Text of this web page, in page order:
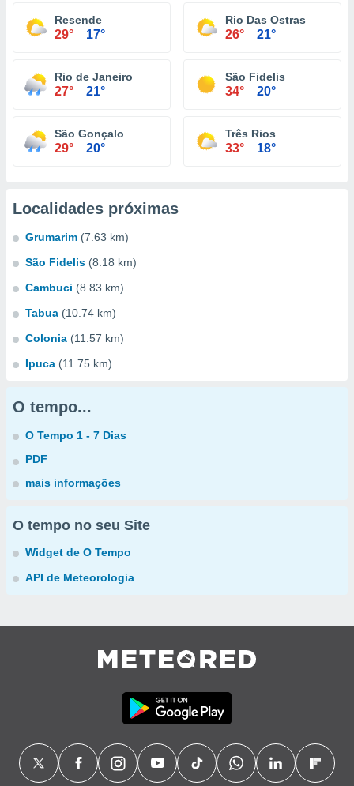
Resende
29° 17°
Rio Das Ostras
26° 21°
Rio de Janeiro
27° 21°
São Fidelis
34° 20°
São Gonçalo
29° 20°
Três Rios
33° 18°
Localidades próximas
Grumarim (7.63 km)
São Fidelis (8.18 km)
Cambuci (8.83 km)
Tabua (10.74 km)
Colonia (11.57 km)
Ipuca (11.75 km)
O tempo...
O Tempo 1 - 7 Dias
PDF
mais informações
O tempo no seu Site
Widget de O Tempo
API de Meteorologia